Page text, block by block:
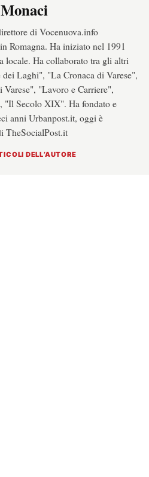
di Vocenuova.info
Romagna. Ha iniziato nel 1991
locale. Ha collaborato tra gli altri
Laghi", "La Cronaca di Varese",
"Lavoro e Carriere",
"Il Secolo XIX". Ha fondato e
anni Urbanpost.it, oggi è
TheSocialPost.it
DELL’AUTORE